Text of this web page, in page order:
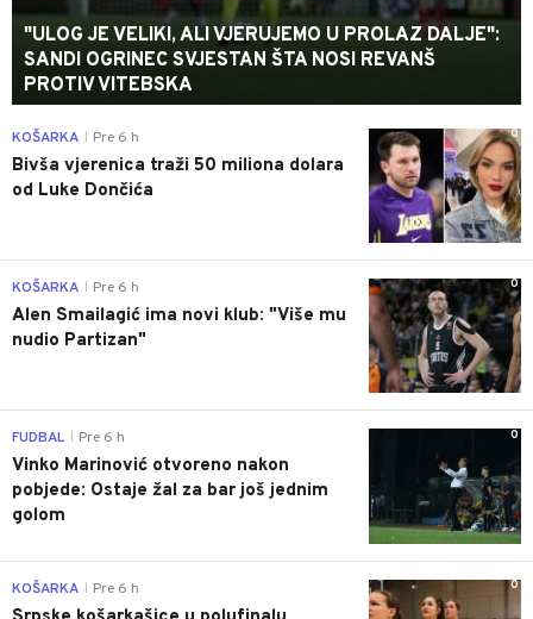
"ULOG JE VELIKI, ALI VJERUJEMO U PROLAZ DALJE":
SANDI OGRINEC SVJESTAN ŠTA NOSI REVANŠ
PROTIV VITEBSKA
0
KOŠARKA Pre 6 h
Bivša vjerenica traži 50 miliona dolara
od Luke Dončića
0
KOŠARKA Pre 6 h
Alen Smailagić ima novi klub: "Više mu
nudio Partizan"
0
FUDBAL Pre 6 h
Vinko Marinović otvoreno nakon
pobjede: Ostaje žal za bar još jednim
golom
0
KOŠARKA Pre 6 h